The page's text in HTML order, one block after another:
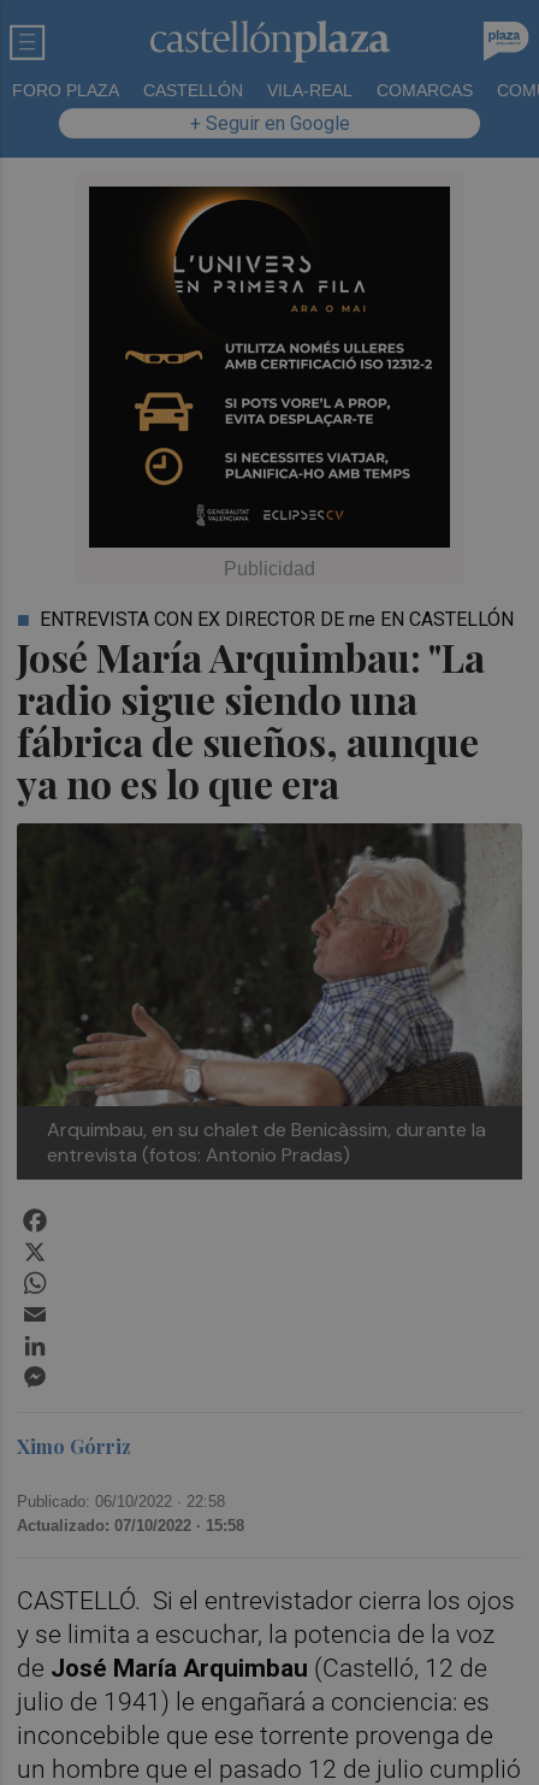
FORO PLAZA CASTELLÓN VILA-REAL COMARCAS
+ Seguir en Google
José María Arquimbau: "La
radio sigue siendo una
fábrica de sueños, aunque
ya no es lo que era
ENTREVISTA CON EX DIRECTOR DE rne EN CASTELLÓN
Arquimbau, en su chalet de Benicàssim, durante la
entrevista (fotos: Antonio Pradas)
Ximo Górriz
Publicado: 06/10/2022 · 22:58
Actualizado: 07/10/2022 · 15:58
CASTELLÓ. Si el entrevistador cierra los ojos
y se limita a escuchar, la potencia de la voz
de José María Arquimbau (Castelló, 12 de
julio de 1941) le engañará a conciencia: es
inconcebible que ese torrente provenga de
un hombre que el pasado 12 de julio cumplió